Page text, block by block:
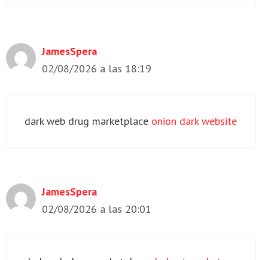
JamesSpera
02/08/2026 a las 18:19
dark web drug marketplace onion dark website
JamesSpera
02/08/2026 a las 20:01